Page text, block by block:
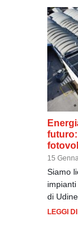
15
Siamo
di
LEGGI